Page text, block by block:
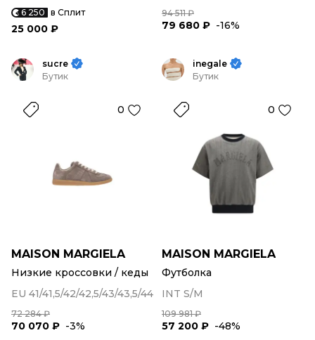
6 250 в Сплит
25 000 ₽
94 511 ₽
79 680 ₽ -16%
sucre
Бутик
0
MAISON MARGIELA
Низкие кроссовки / кеды
EU 41/41,5/42/42,5/43/43,5/44
72 284 ₽
70 070 ₽ -3%
inegale
Бутик
0
MAISON MARGIELA
Футболка
INT S/M
109 981 ₽
57 200 ₽ -48%